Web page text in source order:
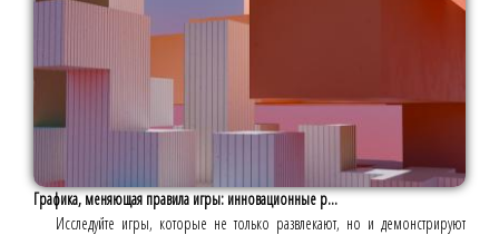
Графика, меняющая правила игры: инновационные р...
Исследуйте игры, которые не только развлекают, но и демонстрируют